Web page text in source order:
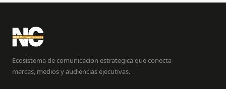
Ecosistema de comunicacion estrategica que conecta
marcas, medios y audiencias ejecutivas.